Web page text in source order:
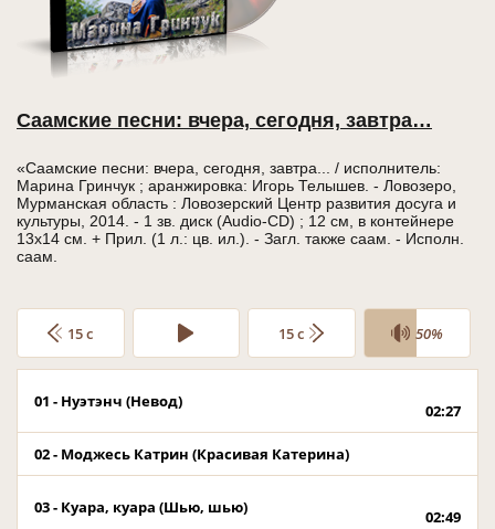
Саамские песни: вчера, сегодня, завтра…
«Саамские песни: вчера, сегодня, завтра... / исполнитель:
Марина Гринчук ; аранжировка: Игорь Телышев. - Ловозеро,
Мурманская область : Ловозерский Центр развития досуга и
культуры, 2014. - 1 зв. диск (Audio-CD) ; 12 см, в контейнере
13x14 см. + Прил. (1 л.: цв. ил.). - Загл. также саам. - Исполн.
саам.
15 c 15 c 50%
01 - Нуэтэнч (Невод) 02:27
02 - Моджесь Катрин (Красивая Катерина)
03 - Куара, куара (Шью, шью) 02:49